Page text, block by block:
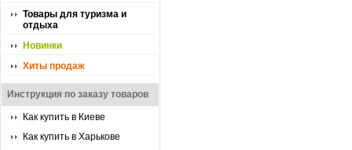
Товары для туризма и
отдыха
Новинки
Хиты продаж
Инструкция по заказу товаров
Как купить в Киеве
Как купить в Харькове